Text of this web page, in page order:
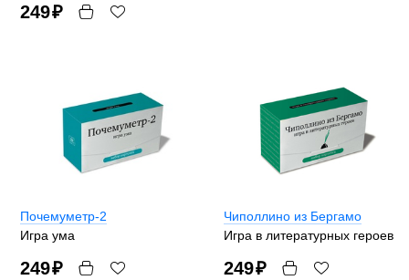
249₽
Почемуметр-2
Игра ума
249₽
Чиполлино из Бергамо
Игра в литературных героев
249₽